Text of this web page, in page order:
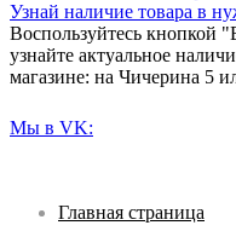
Узнай наличие товара в
Воспользуйтесь кнопкой
узнайте актуальное
магазине: на Чичерина 5
Мы в VK:
Главная страница